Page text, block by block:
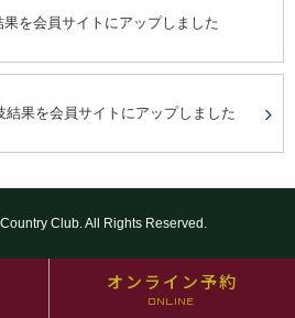
オンライン予約
ONLINE
を会員サイトにアップしました
結果を会員サイトにアップしました
Club. All Rights Reserved.